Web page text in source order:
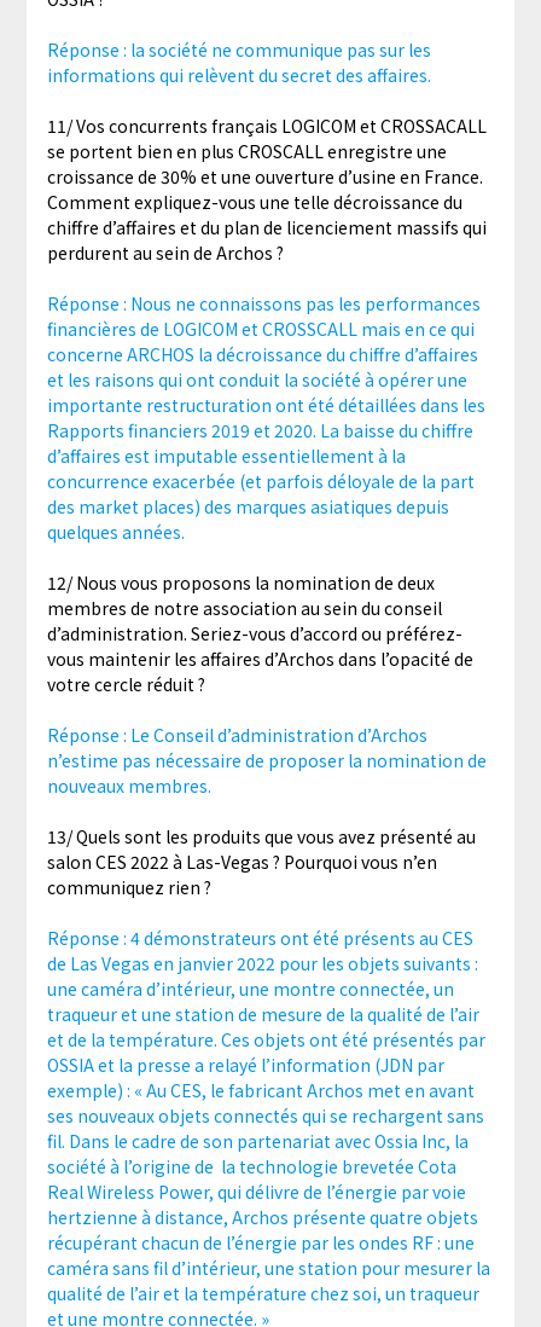
Réponse : la société ne communique pas sur les
informations qui relèvent du secret des affaires.
11/ Vos concurrents français LOGICOM et CROSSACALL
se portent bien en plus CROSCALL enregistre une
croissance de 30% et une ouverture d’usine en France.
Comment expliquez-vous une telle décroissance du
chiffre d’affaires et du plan de licenciement massifs qui
perdurent au sein de Archos ?
Réponse : Nous ne connaissons pas les performances
financières de LOGICOM et CROSSCALL mais en ce qui
concerne ARCHOS la décroissance du chiffre d’affaires
et les raisons qui ont conduit la société à opérer une
importante restructuration ont été détaillées dans les
Rapports financiers 2019 et 2020. La baisse du chiffre
d’affaires est imputable essentiellement à la
concurrence exacerbée (et parfois déloyale de la part
des market places) des marques asiatiques depuis
quelques années.
12/ Nous vous proposons la nomination de deux
membres de notre association au sein du conseil
d’administration. Seriez-vous d’accord ou préférez-
vous maintenir les affaires d’Archos dans l’opacité de
votre cercle réduit ?
Réponse : Le Conseil d’administration d’Archos
n’estime pas nécessaire de proposer la nomination de
nouveaux membres.
13/ Quels sont les produits que vous avez présenté au
salon CES 2022 à Las-Vegas ? Pourquoi vous n’en
communiquez rien ?
Réponse : 4 démonstrateurs ont été présents au CES
de Las Vegas en janvier 2022 pour les objets suivants :
une caméra d’intérieur, une montre connectée, un
traqueur et une station de mesure de la qualité de l’air
et de la température. Ces objets ont été présentés par
OSSIA et la presse a relayé l’information (JDN par
exemple) : « Au CES, le fabricant Archos met en avant
ses nouveaux objets connectés qui se rechargent sans
fil. Dans le cadre de son partenariat avec Ossia Inc, la
société à l’origine de la technologie brevetée Cota
Real Wireless Power, qui délivre de l’énergie par voie
hertzienne à distance, Archos présente quatre objets
récupérant chacun de l’énergie par les ondes RF : une
caméra sans fil d’intérieur, une station pour mesurer la
qualité de l’air et la température chez soi, un traqueur
et une montre connectée. »